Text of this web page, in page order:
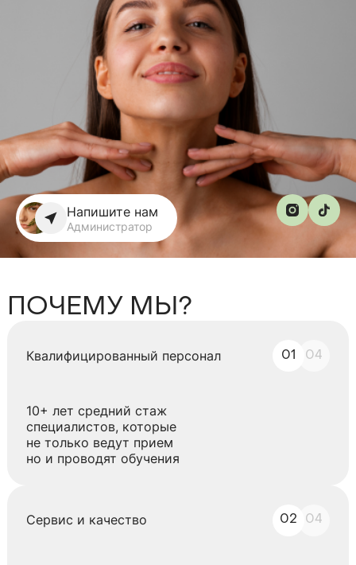
Напишите нам
Администратор
ПОЧЕМУ МЫ?
Квалифицированный персонал 01 04
10+ лет средний стаж
специалистов, которые
не только ведут прием
но и проводят обучения
Сервис и качество 02 04